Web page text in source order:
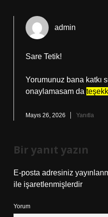
admin
Sare Tetik!
Yorumunuz bana katkı
onaylamasam da
Mayıs 26, 2026 Yanıtla
Bir yanıt yazın
E-posta adresiniz
ile işaretlenmişlerdir
Yorum